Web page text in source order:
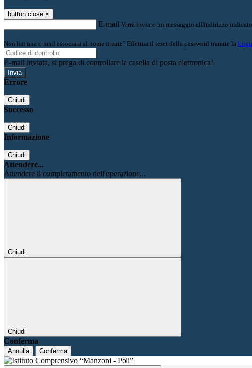
button close ×
E-mail Verrà inviato un messaggio all'indirizzo
Non hai una e-mail associata al nome utente? Effettua il reset della password tramite la
E-mail inviata, si prega di controllare la casella di posta elettronica!
Errore
Chiudi
Successo
Chiudi
Informazione
Chiudi
Attendere...
Attendere il completamento dell'operazione...
Chiudi
Chiudi
Conferma
Annulla Conferma